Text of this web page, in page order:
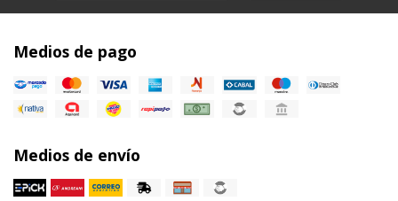
Medios de pago
Medios de envío